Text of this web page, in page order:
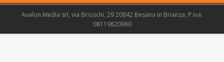
Avalon Media srl, via Brioschi, 29 20842 Besana in Brianza. P.Iva:
08119820960